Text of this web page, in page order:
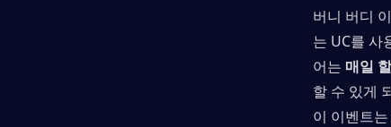
버니 버디
는 UC를 사
어는 매일
할 수 있게
이 이벤트